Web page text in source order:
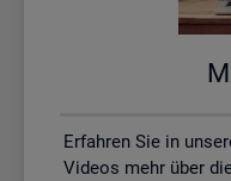
Erfahren Sie in
Videos mehr über